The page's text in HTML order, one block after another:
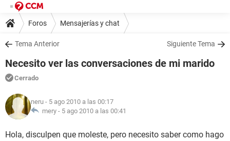
Foros Mensajerías y chat
Tema Anterior Siguiente Tema
Necesito ver las conversaciones de mi marido
Cerrado
neru - 5 ago 2010 a las 00:17
mery - 5 ago 2010 a las 00:41
Hola, disculpen que moleste, pero necesito saber como hago